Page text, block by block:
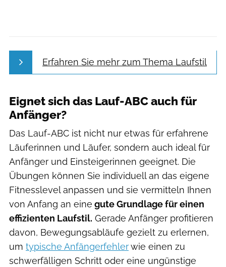
Erfahren Sie mehr zum Thema Laufstil
Eignet sich das Lauf-ABC auch für
Anfänger?
Das Lauf-ABC ist nicht nur etwas für erfahrene
Läuferinnen und Läufer, sondern auch ideal für
Anfänger und Einsteigerinnen geeignet. Die
Übungen können Sie individuell an das eigene
Fitnesslevel anpassen und sie vermitteln Ihnen
von Anfang an eine gute Grundlage für einen
effizienten Laufstil. Gerade Anfänger profitieren
davon, Bewegungsabläufe gezielt zu erlernen,
um typische Anfängerfehlerwie einen zu
schwerfälligen Schritt oder eine ungünstige